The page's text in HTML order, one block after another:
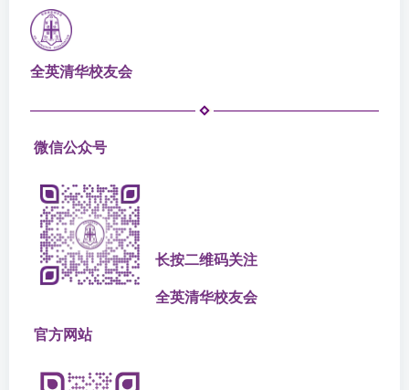
全英清华校友会
微信公众号
长按二维码关注
全英清华校友会
官方网站